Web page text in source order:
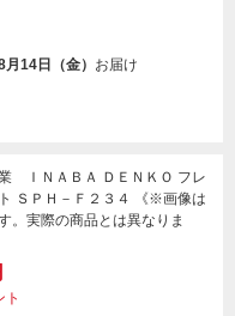
14日（金） お届け
ＩＮＡＢＡ ＤＥＮＫＯ フレ
ＳＰＨ－Ｆ２３４ 《※画像は
。実際の商品とは異なりま
ト